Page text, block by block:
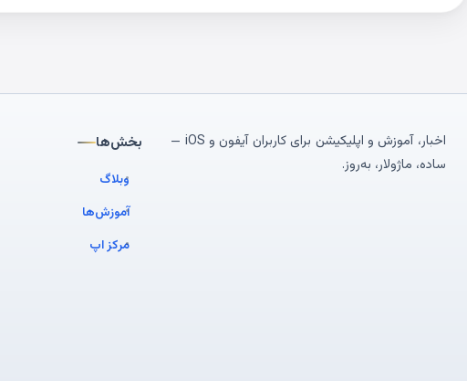
اخبار، آموزش و اپلیکیشن برای کاربران آیفون و iOS —
ساده، ماژولار، به‌روز.
بخش‌ها
وبلاگ
آموزش‌ها
مرکز اپ